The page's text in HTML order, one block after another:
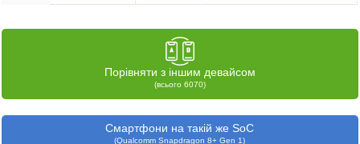
Порівняти з іншим девайсом
(всього 6070)
Смартфони на такій же SoC
(Qualcomm Snapdragon 8+ Gen 1)